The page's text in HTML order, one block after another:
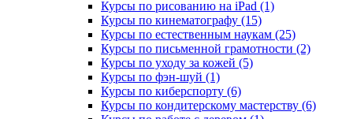
Курсы по рисованию на iPad (1)
Курсы по кинематографу (15)
Курсы по естественным наукам (25)
Курсы по письменной грамотности (2)
Курсы по уходу за кожей (5)
Курсы по фэн-шуй (1)
Курсы по киберспорту (6)
Курсы по кондитерскому мастерству (6)